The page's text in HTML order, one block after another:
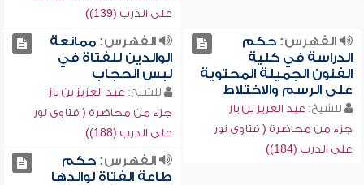
على الدرب (139))
الفهرس:حكم
الدراسة في كلية
الفنون الجميلة المحتوية
على الرسم والاختلاط
للشيخ: عبد العزيز بن باز
جزء من محاضرة ( فتاوى نور
على الدرب (184))
الفهرس:ممانعة
الوالدين للفتاة في
لبس الحجاب
للشيخ: عبد العزيز بن باز
جزء من محاضرة ( فتاوى نور
على الدرب (188))
الفهرس:حكم
طاعة الفتاة لوالدها